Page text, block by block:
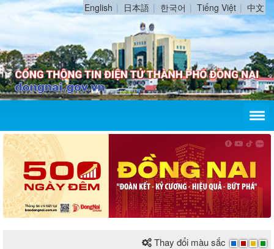
English 日本語 한국어 Tiếng Việt 中文
Thay đổi màu sắc